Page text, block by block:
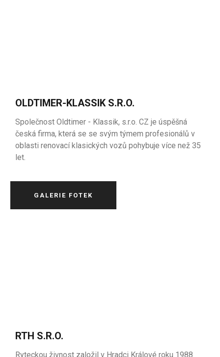
OLDTIMER-KLASSIK S.R.O.
Společnost Oldtimer - Klassik, s.r.o. CZ je úspěšná
česká firma, která se se svým týmem profesionálů v
oblasti renovací klasických vozů pohybuje více než 35
let.
GALERIE FOTEK
RTH S.R.O.
Ryteckou živnost založil v Hradci Králové roku 1988